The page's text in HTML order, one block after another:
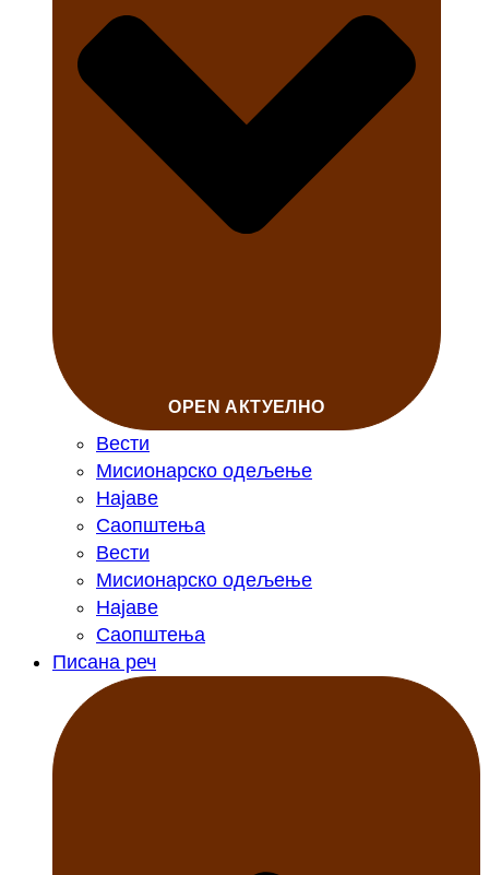
OPEN АКТУЕЛНО
Вести
Мисионарско одељење
Најаве
Саопштења
Вести
Мисионарско одељење
Најаве
Саопштења
Писана реч